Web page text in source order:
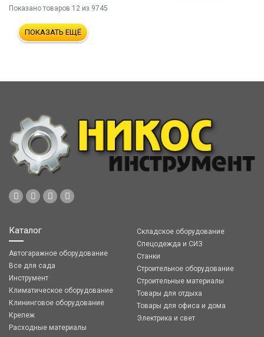
Показано товаров 12 из 9745
ПОКАЗАТЬ ЕЩЁ
Каталог
Автогаражное оборудование
Все для сада
Инструмент
Климатическое оборудование
Клининговое оборудование
Крепеж
Расходные материалы
Складское оборудование
Спецодежда и СИЗ
Станки
Строительное оборудование
Строительные материалы
Товары для отдыха
Товары для офиса и дома
Электрика и свет